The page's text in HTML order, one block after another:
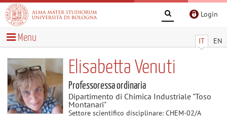
Login
IT EN
Menu
Elisabetta Venuti
Professoressa ordinaria
Dipartimento di Chimica Industriale "Toso
Montanari"
Settore scientifico disciplinare: CHEM-02/A